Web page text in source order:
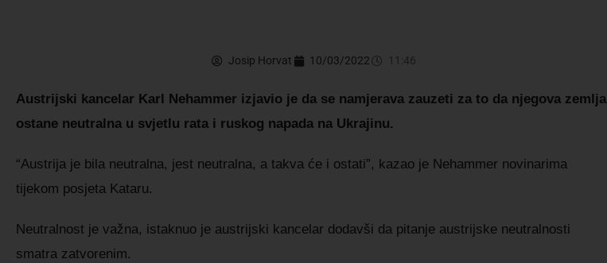
Josip Horvat 10/03/2022 11:46
Austrijski kancelar Karl Nehammer izjavio je da se namjerava zauzeti za to da njegova zemlja
ostane neutralna u svjetlu rata i ruskog napada na Ukrajinu.
“Austrija je bila neutralna, jest neutralna, a takva će i ostati”, kazao je Nehammer novinarima
tijekom posjeta Kataru.
Neutralnost je važna, istaknuo je austrijski kancelar dodavši da pitanje austrijske neutralnosti
smatra zatvorenim.